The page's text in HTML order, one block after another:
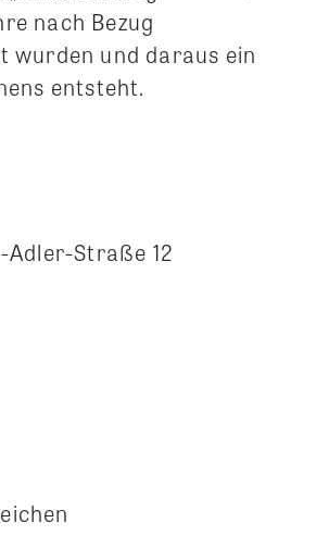
nach Bezug
wurden und daraus ein
entsteht.
Adler-Straße 12